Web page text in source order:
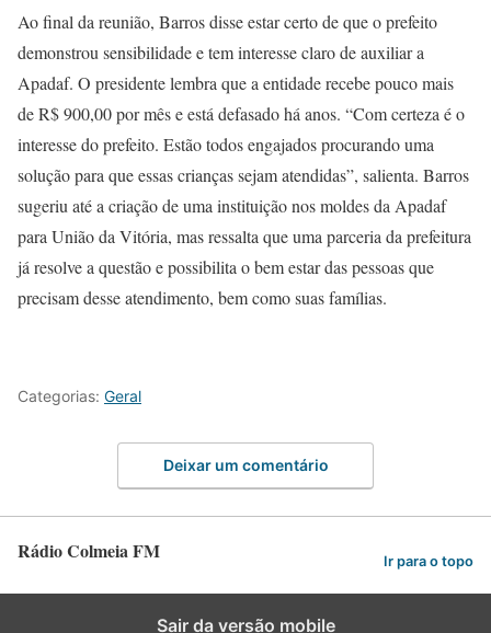
Ao final da reunião, Barros disse estar certo de que o prefeito
demonstrou sensibilidade e tem interesse claro de auxiliar a
Apadaf. O presidente lembra que a entidade recebe pouco mais
de R$ 900,00 por mês e está defasado há anos. “Com certeza é o
interesse do prefeito. Estão todos engajados procurando uma
solução para que essas crianças sejam atendidas”, salienta. Barros
sugeriu até a criação de uma instituição nos moldes da Apadaf
para União da Vitória, mas ressalta que uma parceria da prefeitura
já resolve a questão e possibilita o bem estar das pessoas que
precisam desse atendimento, bem como suas famílias.
Categorias: Geral
Deixar um comentário
Rádio Colmeia FM Ir para o topo
Sair da versão mobile